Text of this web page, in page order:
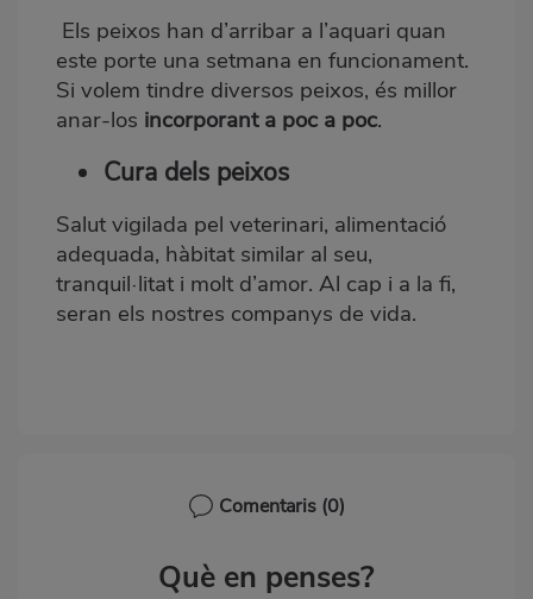
Els peixos han d’arribar a l’aquari quan
este porte una setmana en funcionament.
Si volem tindre diversos peixos, és millor
anar-los incorporant a poc a poc.
Cura dels peixos
Salut vigilada pel veterinari, alimentació
adequada, hàbitat similar al seu,
tranquil·litat i molt d’amor. Al cap i a la fi,
seran els nostres companys de vida.
Comentaris (0)
Què en penses?